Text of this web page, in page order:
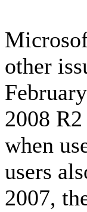
other
2008
when
users
2007,